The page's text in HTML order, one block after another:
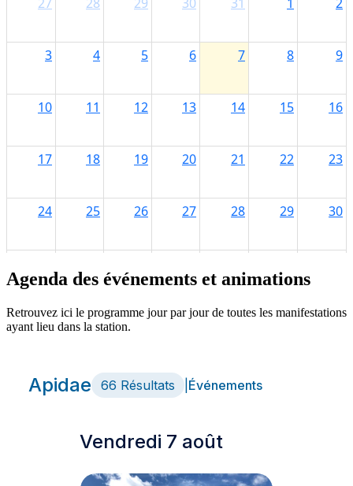
Agenda des événements et animations
Retrouvez ici le programme jour par jour de toutes les manifestations
ayant lieu dans la station.